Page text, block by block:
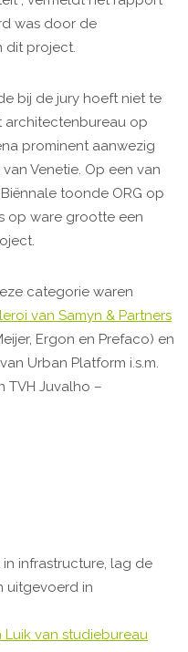
was door de
dit project.
bij de jury hoeft niet te
architectenbureau op
prominent aanwezig
Venetie. Op een van
toonde ORG op
op ware grootte een
categorie waren
van Samyn & Partners
Ergon en Prefaco) en
Urban Platform i.s.m.
TVH Juvalho –
infrastructure, lag de
uitgevoerd in
van studiebureau